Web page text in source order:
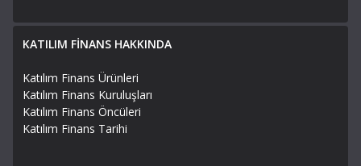
KATILIM FİNANS HAKKINDA
Katılım Finans Ürünleri
Katılım Finans Kuruluşları
Katılım Finans Öncüleri
Katılım Finans Tarihi